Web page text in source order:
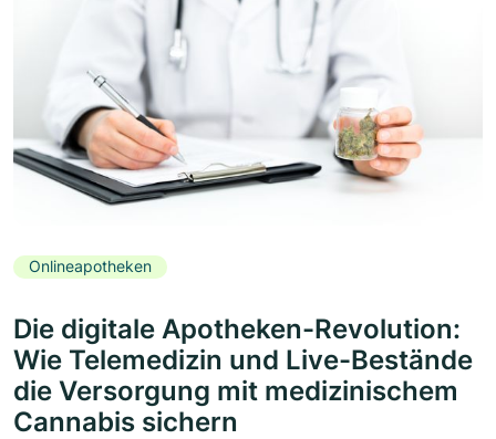
Onlineapotheken
Die digitale Apotheken-Revolution:
Wie Telemedizin und Live-Bestände
die Versorgung mit medizinischem
Cannabis sichern